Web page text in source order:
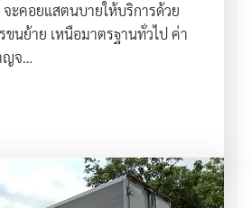
จะคอยแสตนบายให้บริการด้วย
นย้าย เหนือมาตรฐานทั่วไป ค่า
ญจ…